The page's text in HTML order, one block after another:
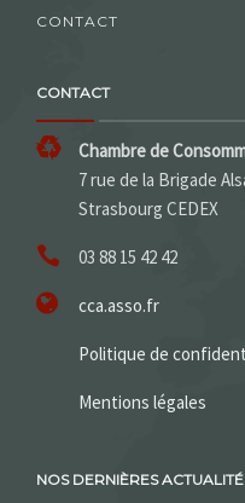
CONTACT
CONTACT
Chambre de
7 rue de la Brigade
Strasbourg CEDEX
03 88 15 42 42
cca.asso.fr
Politique de
Mentions légales
NOS DERNIÈRES